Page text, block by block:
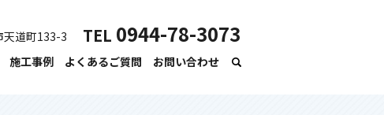
施工事例 よくあるご質問 お問い合わせ
天道町133-3 TEL 0944-78-3073